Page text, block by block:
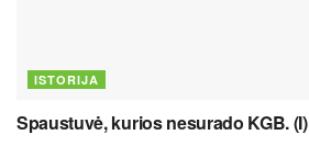
ISTORIJA
Spaustuvė, kurios nesurado KGB. (I)